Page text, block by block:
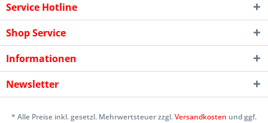
Service Hotline
Shop Service
Informationen
Newsletter
* Alle Preise inkl. gesetzl. Mehrwertsteuer zzgl.Versandkosten und ggf.